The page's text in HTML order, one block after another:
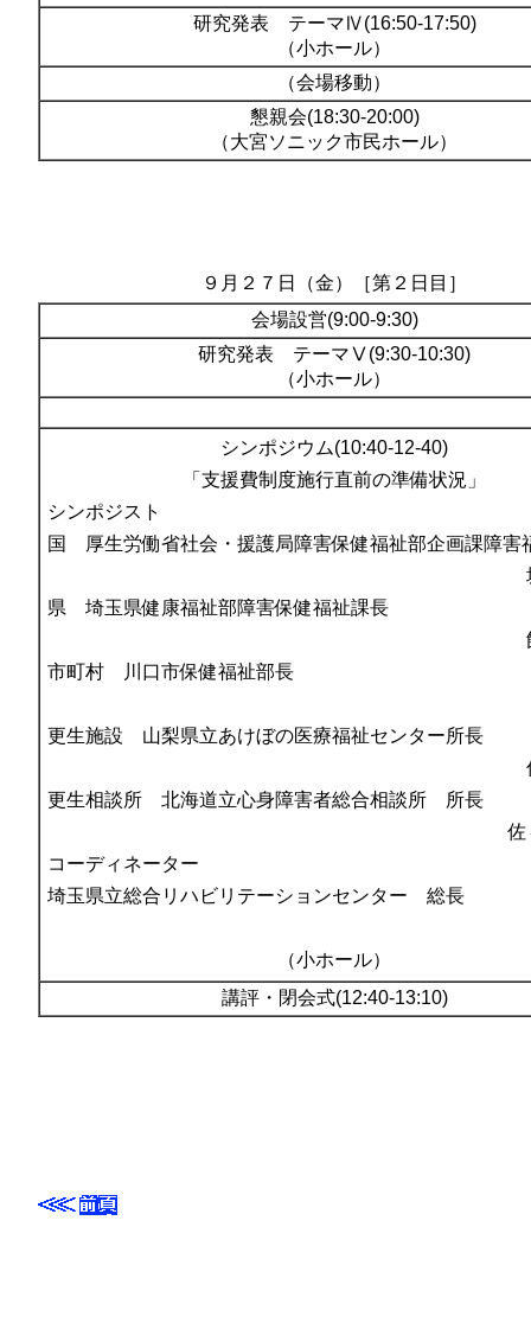
研究発表 テーマⅣ(16:50-17:50)
（小ホール）
（会場移動）
懇親会(18:30-20:00)
（大宮ソニック市民ホール）
９月２７日（金）［第２日目］
会場設営(9:00-9:30)
研究発表 テーマⅤ(9:30-10:30)
（小ホール）
シンポジウム(10:40-12-40)
「支援費制度施行直前の準備状況」
シンポジスト
国 厚生労働省社会・援護局障害保健福祉部企画課障害
県 埼玉県健康福祉部障害保健福祉課長
市町村 川口市保健福祉部長
更生施設 山梨県立あけぼの医療福祉センター所長
更生相談所 北海道立心身障害者総合相談所 所長
コーディネーター
埼玉県立総合リハビリテーションセンター 総長
（小ホール）
講評・閉会式(12:40-13:10)